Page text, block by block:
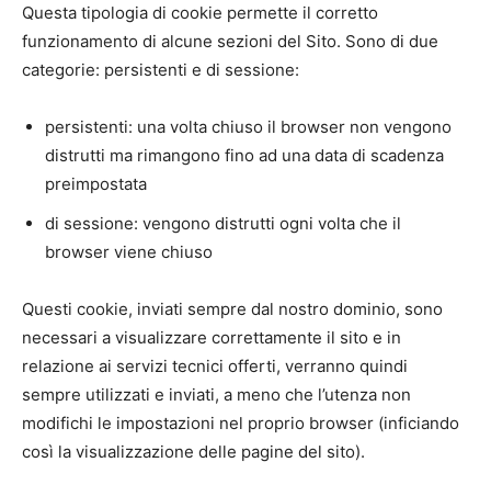
Questa tipologia di cookie permette il corretto
funzionamento di alcune sezioni del Sito. Sono di due
categorie: persistenti e di sessione:
persistenti: una volta chiuso il browser non vengono
distrutti ma rimangono fino ad una data di scadenza
preimpostata
di sessione: vengono distrutti ogni volta che il
browser viene chiuso
Questi cookie, inviati sempre dal nostro dominio, sono
necessari a visualizzare correttamente il sito e in
relazione ai servizi tecnici offerti, verranno quindi
sempre utilizzati e inviati, a meno che l’utenza non
modifichi le impostazioni nel proprio browser (inficiando
così la visualizzazione delle pagine del sito).